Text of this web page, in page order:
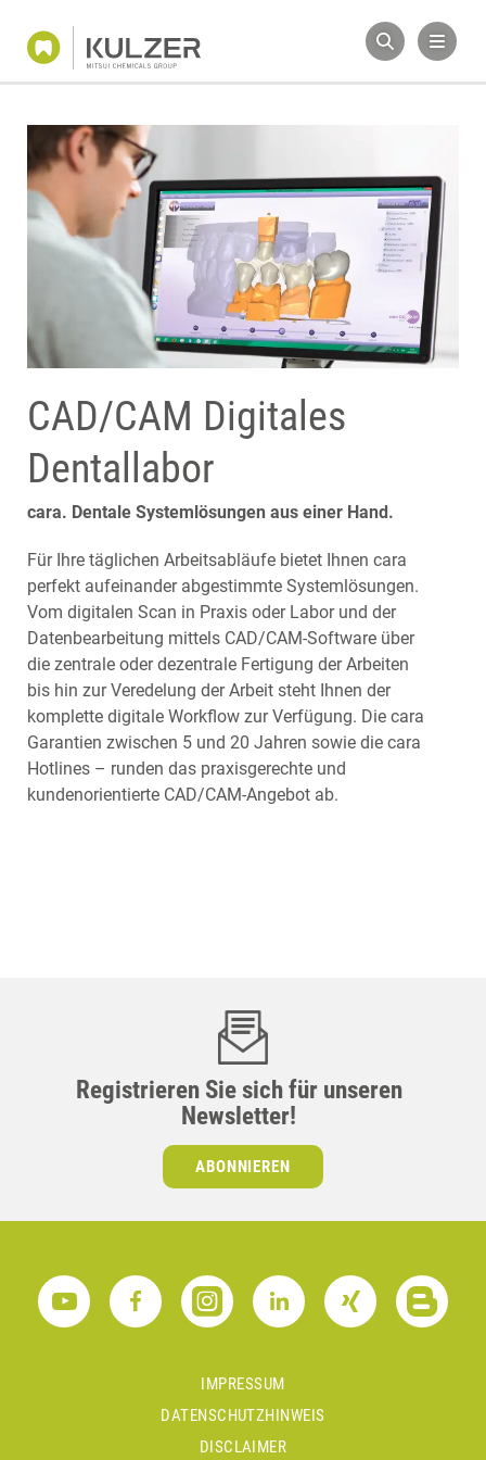
CAD/CAM Digitales
Dentallabor
cara. Dentale Systemlösungen aus einer Hand.
Für Ihre täglichen Arbeitsabläufe bietet Ihnen cara
perfekt aufeinander abgestimmte Systemlösungen.
Vom digitalen Scan in Praxis oder Labor und der
Datenbearbeitung mittels CAD/CAM-Software über
die zentrale oder dezentrale Fertigung der Arbeiten
bis hin zur Veredelung der Arbeit steht Ihnen der
komplette digitale Workflow zur Verfügung. Die cara
Garantien zwischen 5 und 20 Jahren sowie die cara
Hotlines – runden das praxisgerechte und
kundenorientierte CAD/CAM-Angebot ab.
Registrieren Sie sich für unseren
Newsletter!
ABONNIEREN
IMPRESSUM
DATENSCHUTZHINWEIS
DISCLAIMER